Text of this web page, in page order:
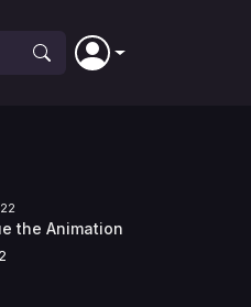
the Animation